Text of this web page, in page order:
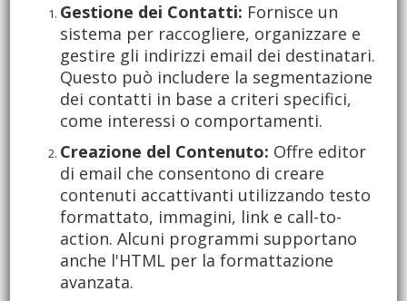
Gestione dei Contatti: Fornisce un
sistema per raccogliere, organizzare e
gestire gli indirizzi email dei destinatari.
Questo può includere la segmentazione
dei contatti in base a criteri specifici,
come interessi o comportamenti.
Creazione del Contenuto: Offre editor
di email che consentono di creare
contenuti accattivanti utilizzando testo
formattato, immagini, link e call-to-
action. Alcuni programmi supportano
anche l'HTML per la formattazione
avanzata.